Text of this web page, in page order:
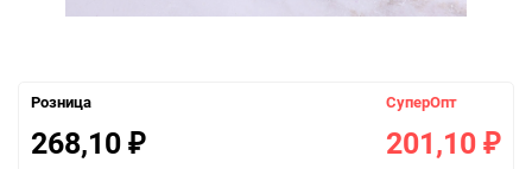
Розница
268,10 ₽
СуперОпт
201,10 ₽